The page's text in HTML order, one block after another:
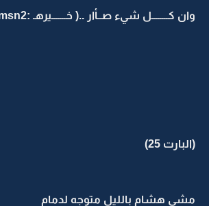
وان كــــــــل شيء صــأار ..( خـــــــيرهـ :msn2:
(البارت 25)
مشى هشام بالليل متوجه لدمام